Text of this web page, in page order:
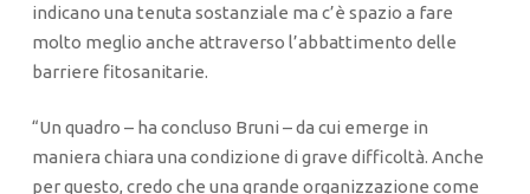
indicano una tenuta sostanziale ma c’è spazio a fare
molto meglio anche attraverso l’abbattimento delle
barriere fitosanitarie.
“Un quadro – ha concluso Bruni – da cui emerge in
maniera chiara una condizione di grave difficoltà. Anche
per questo, credo che una grande organizzazione come